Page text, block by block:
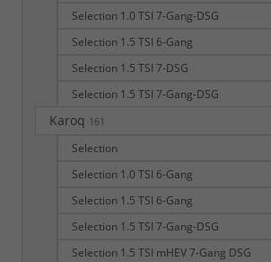
Selection 1.0 TSI 7-Gang-DSG
Selection 1.5 TSI 6-Gang
Selection 1.5 TSI 7-DSG
Selection 1.5 TSI 7-Gang-DSG
Karoq 161
Selection
Selection 1.0 TSI 6-Gang
Selection 1.5 TSI 6-Gang
Selection 1.5 TSI 7-Gang-DSG
Selection 1.5 TSI mHEV 7-Gang DSG